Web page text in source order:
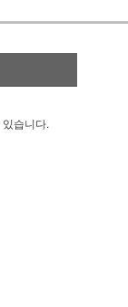
습니다.